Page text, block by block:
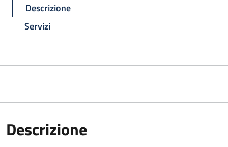
Descrizione
Servizi
Descrizione